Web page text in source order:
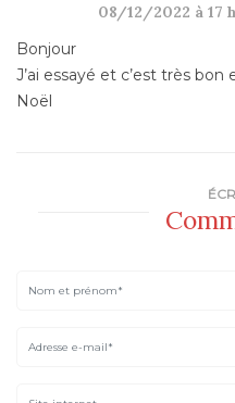
08/12/2022 à 17
Bonjour
J’ai essayé et c’est très
Noël